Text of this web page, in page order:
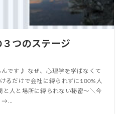
つのステージ
です♪ なぜ、心理学を学ばなくて
るだけで会社に縛られずに100%人
と人と場所に縛られない秘密〜＼今
→...